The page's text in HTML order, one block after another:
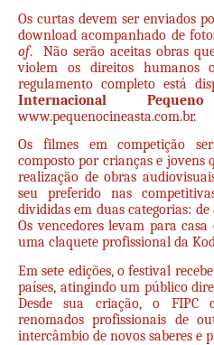
Os curtas devem ser enviados
download acompanhado de
of. Não serão aceitas obras
violem os direitos humanos
regulamento completo está
Internacional
www.pequenocineasta.com.br.
Os filmes em competição
composto por crianças e jovens
realização de obras
seu preferido nas
divididas em duas categorias: de
Os vencedores levam para
uma claquete profissional da
Em sete edições, o festival
países, atingindo um público
Desde sua criação, o FIPC
renomados profissionais de
intercâmbio de novos saberes e